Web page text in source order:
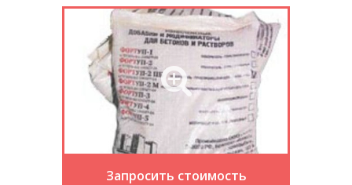
Запросить стоимость